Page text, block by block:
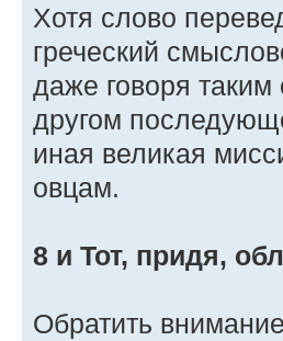
Хотя слово
греческий
даже говоря
другом
иная великая
овцам.
8 и Тот, придя,
Обратить